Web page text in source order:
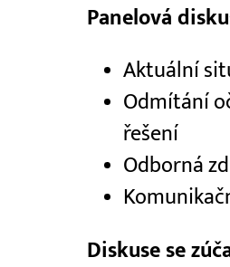
Panelová
Aktuální
Odmítání
řešení
Odborná
Diskuse se